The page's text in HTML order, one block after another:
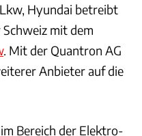
Hyundai betreibt
mit dem
. Mit der Quantron AG
Anbieter auf die
Bereich der Elektro-